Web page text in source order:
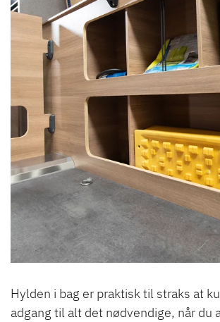
Hylden i bag er praktisk til straks at
adgang til alt det nødvendige, når du